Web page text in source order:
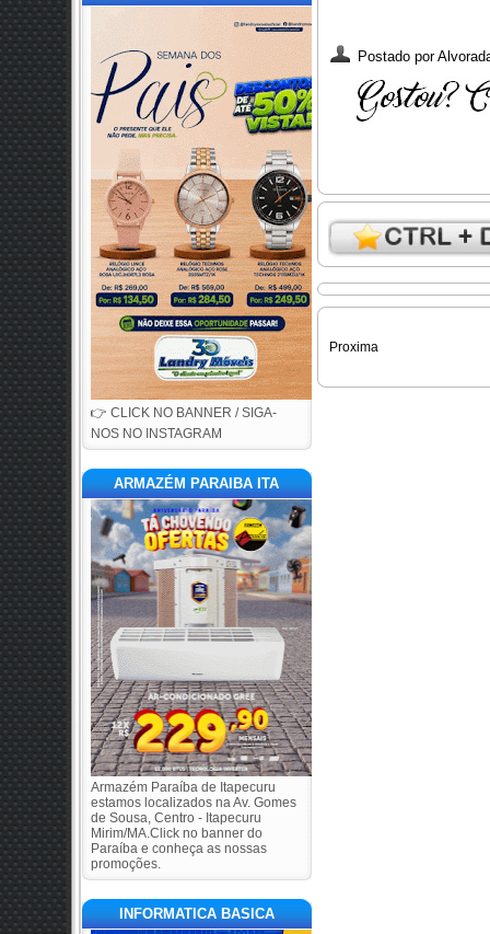
👉 CLICK NO BANNER / SIGA-
NOS NO INSTAGRAM
ARMAZÉM PARAIBA ITA
Armazém Paraíba de Itapecuru
estamos localizados na Av. Gomes
de Sousa, Centro - Itapecuru
Mirim/MA.Click no banner do
Paraíba e conheça as nossas
promoções.
INFORMATICA BASICA
Postado por
Proxima